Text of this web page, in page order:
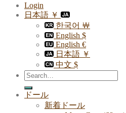
Login
日本語 ￥
한국어 ￦
English $
English €
日本語 ￥
中文 $
Search
for:
ドール
新着ドール